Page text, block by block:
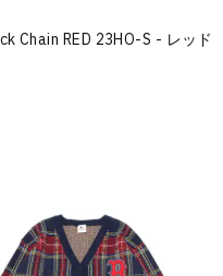
Chain RED 23HO-S - レッド